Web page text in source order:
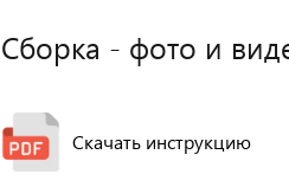
Сборка - фото и
Скачать инструкцию